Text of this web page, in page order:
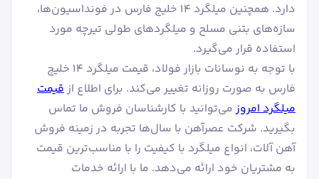
دارد. همچنین میلگرد ۱۴ خلیج فارس در فونداسیون‌ها،
سازه‌های بتنی مسلح و میلگردهای طولی تیرچه مورد
استفاده قرار می‌گیرد.
با توجه به نوسانات بازار فولاد، قیمت میلگرد ۱۴ خلیج
فارس به صورت روزانه تغییر می‌کند. برای اطلاع ازقیمت
میلگرد امروز می‌توانید با کارشناسان فروش ما تماس
بگیرید. شرکت عصرآهن با سال‌ها تجربه در زمینه فروش
آهن آلات، انواع میلگرد با کیفیت را با مناسب‌ترین قیمت
به مشتریان خود ارائه می‌دهد. ما با ارائه خدمات